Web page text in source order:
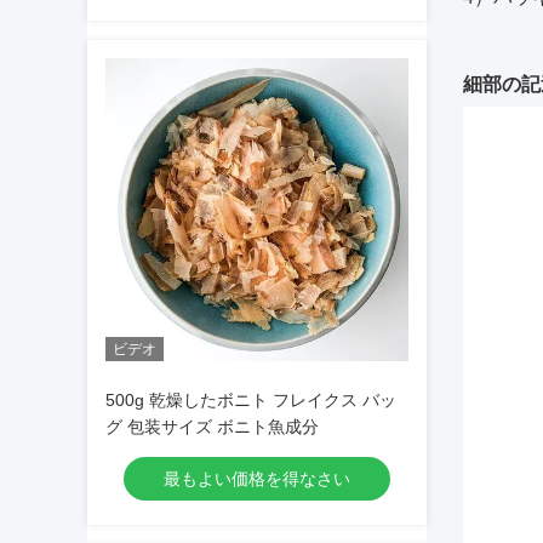
ビデオ
500g 乾燥したボニト フレイクス バッ
グ 包装サイズ ボニト魚成分
最もよい価格を得なさい
細部の